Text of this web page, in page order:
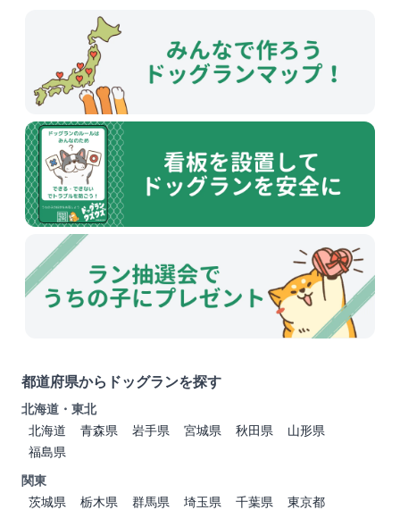
都道府県からドッグランを探す
北海道・東北
北海道
青森県 岩手県 宮城県 秋田県
山形県
福島県
関東
茨城県
栃木県 群馬県 埼玉県 千葉県
東京都